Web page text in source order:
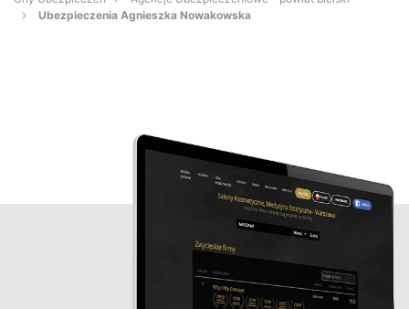
Ubezpieczenia Agnieszka Nowakowska